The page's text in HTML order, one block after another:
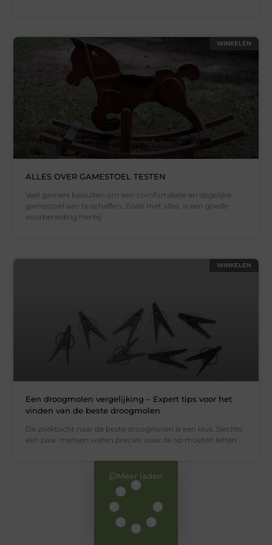
WINKELEN
ALLES OVER GAMESTOEL TESTEN
Veel gamers besluiten om een comfortabele en degelijke
gamestoel aan te schaffen. Zoals met alles, is een goede
voorbereiding hierbij
WINKELEN
Een droogmolen vergelijking – Expert tips voor het
vinden van de beste droogmolen
De zoektocht naar de beste droogmolen is een klus. Slechts
een paar mensen weten precies waar ze op moeten letten
Meer laden